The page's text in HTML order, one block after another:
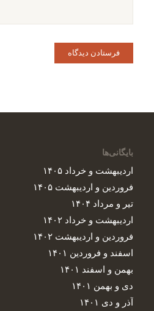
بایگانی‌ها
اردیبهشت و خرداد ۱۴۰۵
فروردین و اردیبهشت ۱۴۰۵
تیر و مرداد ۱۴۰۴
اردیبهشت و خرداد ۱۴۰۲
فروردین و اردیبهشت ۱۴۰۲
اسفند و فروردین ۱۴۰۱
بهمن و اسفند ۱۴۰۱
دی و بهمن ۱۴۰۱
آذر و دی ۱۴۰۱